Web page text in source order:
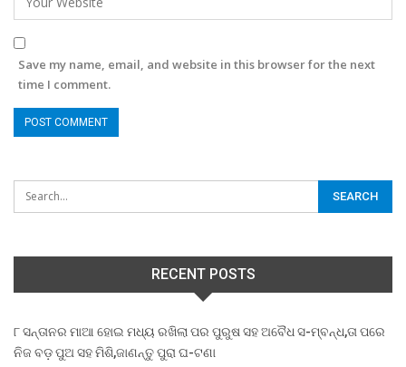
Save my name, email, and website in this browser for the next
time I comment.
RECENT POSTS
୮ ସନ୍ତାନର ମାଆ ହୋଇ ମଧ୍ୟ ରଖିଲା ପର ପୁରୁଷ ସହ ଅବୈଧ ସ-ମ୍ବନ୍ଧ,ତା ପରେ
ନିଜ ବଡ଼ ପୁଅ ସହ ମିଶି,ଜାଣନ୍ତୁ ପୁରା ଘ-ଟଣା